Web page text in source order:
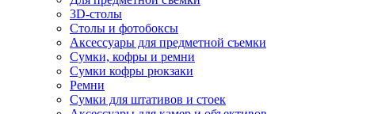
3D-столы
Столы и фотобоксы
Аксессуары для предметной съемки
Сумки, кофры и ремни
Сумки кофры рюкзаки
Ремни
Сумки для штативов и стоек